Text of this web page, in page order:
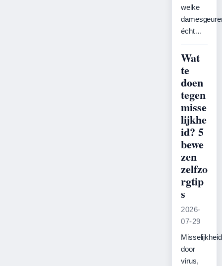
welke
écht…
Wat
te
doen
tegen
misse
lijkhe
id? 5
bewe
zen
zelfzo
rgtip
s
2026-
07-29
Misselijkheid
door
virus,